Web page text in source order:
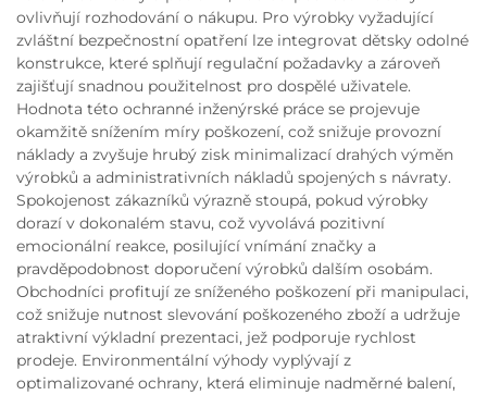
ovlivňují rozhodování o nákupu. Pro výrobky vyžadující
zvláštní bezpečnostní opatření lze integrovat dětsky odolné
konstrukce, které splňují regulační požadavky a zároveň
zajišťují snadnou použitelnost pro dospělé uživatele.
Hodnota této ochranné inženýrské práce se projevuje
okamžitě snížením míry poškození, což snižuje provozní
náklady a zvyšuje hrubý zisk minimalizací drahých výměn
výrobků a administrativních nákladů spojených s návraty.
Spokojenost zákazníků výrazně stoupá, pokud výrobky
dorazí v dokonalém stavu, což vyvolává pozitivní
emocionální reakce, posilující vnímání značky a
pravděpodobnost doporučení výrobků dalším osobám.
Obchodníci profitují ze sníženého poškození při manipulaci,
což snižuje nutnost slevování poškozeného zboží a udržuje
atraktivní výkladní prezentaci, jež podporuje rychlost
prodeje. Environmentální výhody vyplývají z
optimalizované ochrany, která eliminuje nadměrné balení,